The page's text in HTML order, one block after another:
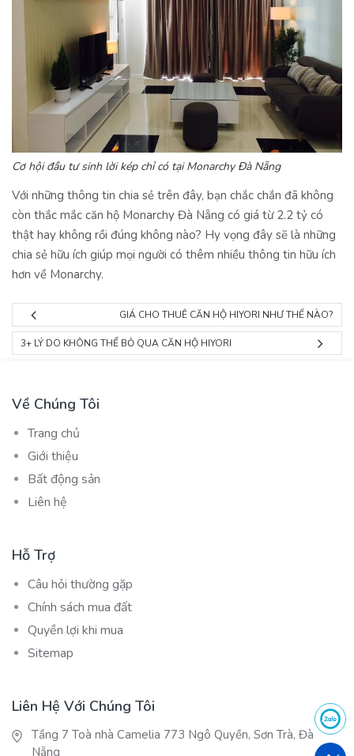
Cơ hội đầu tư sinh lời kép chỉ có tại Monarchy Đà Nẵng
Với những thông tin chia sẻ trên đây, bạn chắc chắn đã không
còn thắc mắc căn hộ Monarchy Đà Nẵng có giá từ 2.2 tỷ có
thật hay không rồi đúng không nào? Hy vọng đây sẽ là những
chia sẻ hữu ích giúp mọi người có thêm nhiều thông tin hữu ích
hơn về Monarchy.
GIÁ CHO THUÊ CĂN HỘ HIYORI NHƯ THẾ NÀO?
3+ LÝ DO KHÔNG THỂ BỎ QUA CĂN HỘ HIYORI
Về Chúng Tôi
Trang chủ
Giới thiệu
Bất động sản
Liên hệ
Hỗ Trợ
Câu hỏi thường gặp
Chính sách mua đất
Quyền lợi khi mua
Sitemap
Liên Hệ Với Chúng Tôi
Tầng 7 Toà nhà Camelia 773 Ngô Quyền, Sơn Trà, Đà
Nẵng